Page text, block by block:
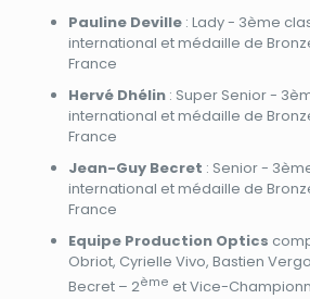
Pauline Deville : Lady - 3ème
international et médaille de
France
Hervé Dhélin : Super Senior -
international et médaille de
France
Jean-Guy Becret : Senior -
international et médaille de
France
Equipe Production Optics
Obriot, Cyrielle Vivo, Bastien
Becret – 2ème et Vice-